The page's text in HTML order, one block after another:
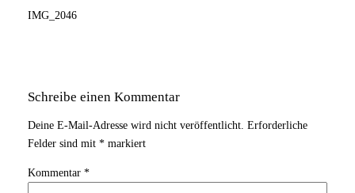
IMG_2046
Schreibe einen Kommentar
Deine E-Mail-Adresse wird nicht veröffentlicht. Erforderliche
Felder sind mit *markiert
Kommentar *